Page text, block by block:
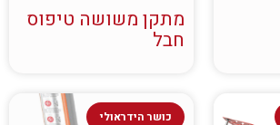
מתקן משושה טיפוס
חבל
כושר הידראולי